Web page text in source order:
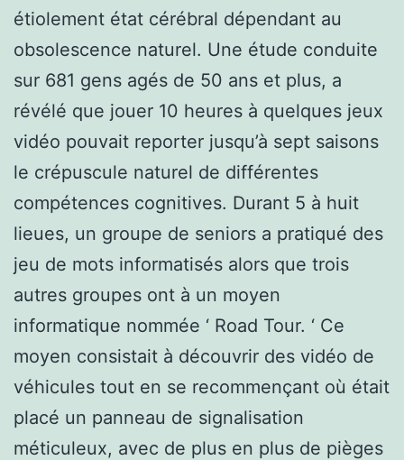
étiolement état cérébral dépendant au
obsolescence naturel. Une étude conduite
sur 681 gens agés de 50 ans et plus, a
révélé que jouer 10 heures à quelques jeux
vidéo pouvait reporter jusqu’à sept saisons
le crépuscule naturel de différentes
compétences cognitives. Durant 5 à huit
lieues, un groupe de seniors a pratiqué des
jeu de mots informatisés alors que trois
autres groupes ont à un moyen
informatique nommée ‘ Road Tour. ‘ Ce
moyen consistait à découvrir des vidéo de
véhicules tout en se recommençant où était
placé un panneau de signalisation
méticuleux, avec de plus en plus de pièges